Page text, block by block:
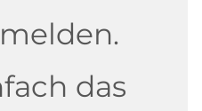
das